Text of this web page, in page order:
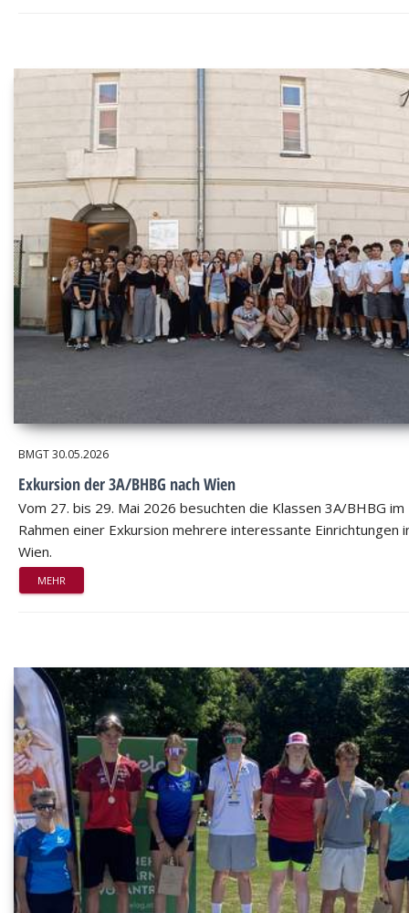
BMGT30.05.2026
Exkursion der 3A/BHBG nach Wien
Vom 27. bis 29. Mai 2026 besuchten die Klassen 3A/BHBG im
Rahmen einer Exkursion mehrere interessante Einrichtungen
Wien.
MEHR